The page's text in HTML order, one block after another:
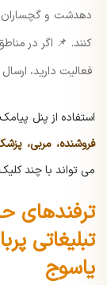
دهدشت و گچساران
کنند. 📌 اگر در
فعالیت دارید،
استفاده از پنل
فروشنده، مربی،
می تواند با چند
ترفندهای
تبلیغاتی
یاسوج